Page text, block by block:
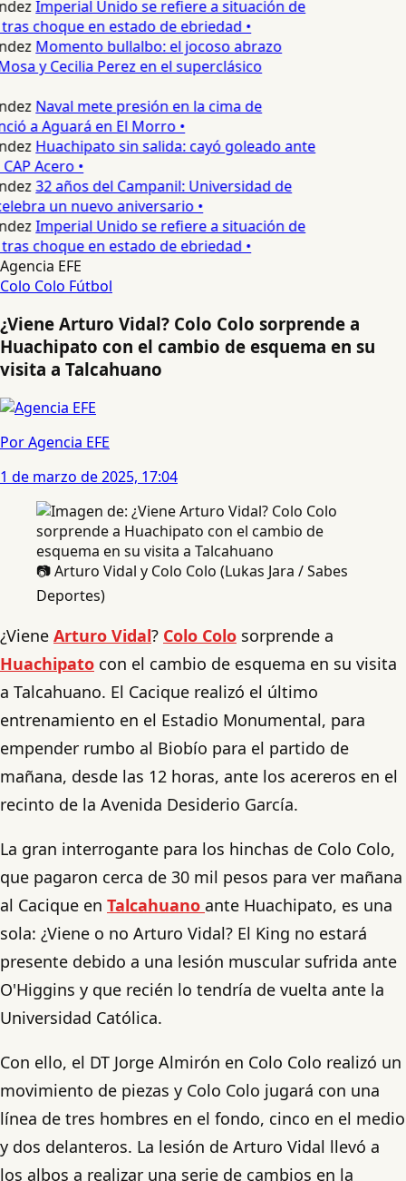
Imperial Unido se refiere a situación de
choque en estado de ebriedad •
Momento bullalbo: el jocoso abrazo
y Cecilia Perez en el superclásico
Naval mete presión en la cima de
a Aguará en El Morro •
Huachipato sin salida: cayó goleado ante
Acero •
32 años del Campanil: Universidad de
un nuevo aniversario •
Imperial Unido se refiere a situación de
choque en estado de ebriedad •
Agencia EFE
Colo Colo Fútbol
¿Viene Arturo Vidal? Colo Colo sorprende a
Huachipato con el cambio de esquema en su
visita a Talcahuano
Por Agencia EFE
1 de marzo de 2025, 17:04
📷 Arturo Vidal y Colo Colo (Lukas Jara / Sabes
Deportes)
¿Viene Arturo Vidal? Colo Colo sorprende a
Huachipato con el cambio de esquema en su visita
a Talcahuano. El Cacique realizó el último
entrenamiento en el Estadio Monumental, para
empender rumbo al Biobío para el partido de
mañana, desde las 12 horas, ante los acereros en el
recinto de la Avenida Desiderio García.
La gran interrogante para los hinchas de Colo Colo,
que pagaron cerca de 30 mil pesos para ver mañana
al Cacique en Talcahuano ante Huachipato, es una
sola: ¿Viene o no Arturo Vidal? El King no estará
presente debido a una lesión muscular sufrida ante
O'Higgins y que recién lo tendría de vuelta ante la
Universidad Católica.
Con ello, el DT Jorge Almirón en Colo Colo realizó un
movimiento de piezas y Colo Colo jugará con una
línea de tres hombres en el fondo, cinco en el medio
y dos delanteros. La lesión de Arturo Vidal llevó a
los albos a realizar una serie de cambios en la